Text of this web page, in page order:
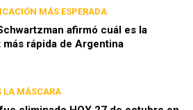
MÁS ESPERADA
afirmó cuál es la
rápida de Argentina
LA MÁSCARA